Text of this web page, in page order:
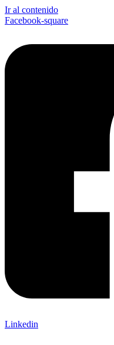
Ir al contenido
Facebook-square
Linkedin